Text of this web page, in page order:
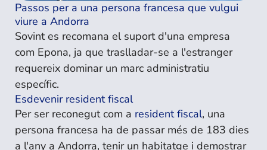
Passos per a una persona francesa que vulgui
viure a Andorra
Sovint es recomana el suport d'una empresa
com Epona, ja que traslladar-se a l'estranger
requereix dominar un marc administratiu
específic.
Esdevenir resident fiscal
Per ser reconegut com a resident fiscal, una
persona francesa ha de passar més de 183 dies
a l'any a Andorra, tenir un habitatge i demostrar